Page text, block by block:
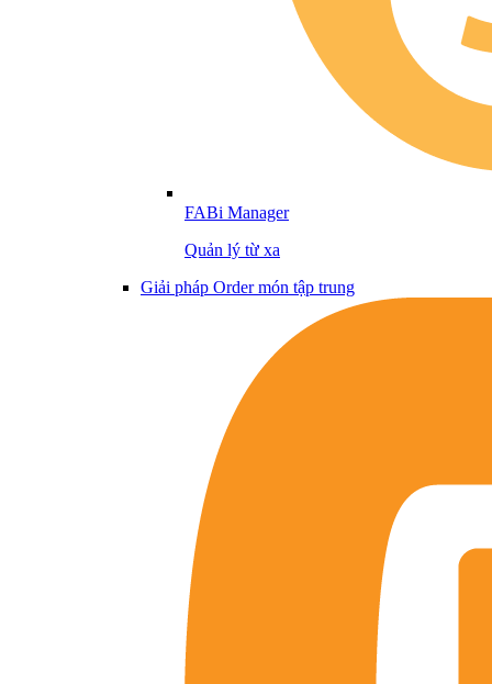
FABi Manager
Quản lý từ xa
Giải pháp Order món tập trung